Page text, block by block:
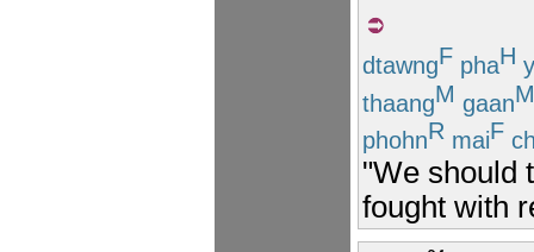
dtawngF phaH
thaangM gaanM
phohnR maiF
"We should
fought with